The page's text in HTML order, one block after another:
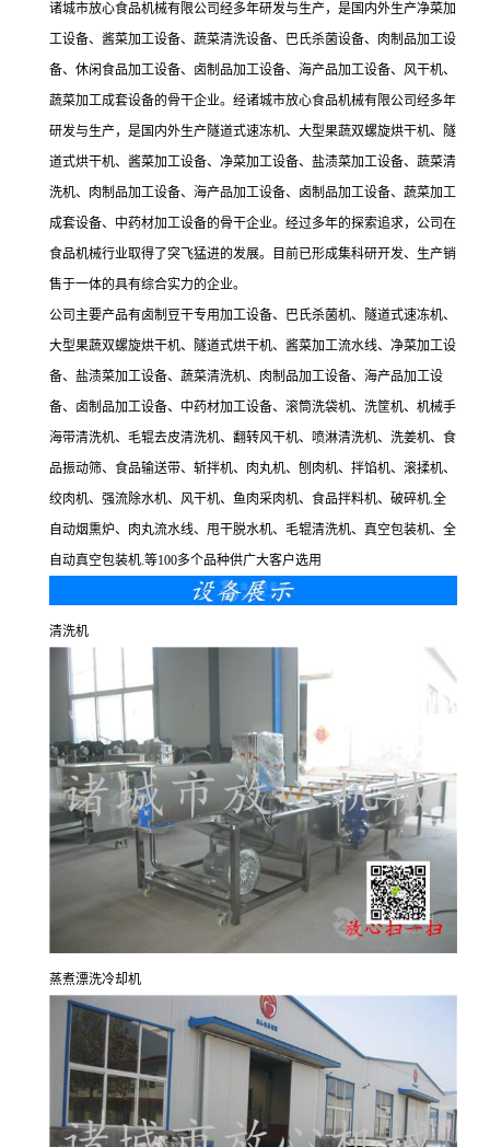
诸城市放心食品机械有限公司经多年研发与生产，是国内外生产净菜加
工设备、酱菜加工设备、蔬菜清洗设备、巴氏杀菌设备、肉制品加工设
备、休闲食品加工设备、卤制品加工设备、海产品加工设备、风干机、
蔬菜加工成套设备的骨干企业。经诸城市放心食品机械有限公司经多年
研发与生产，是国内外生产隧道式速冻机、大型果蔬双螺旋烘干机、隧
道式烘干机、酱菜加工设备、净菜加工设备、盐渍菜加工设备、蔬菜清
洗机、肉制品加工设备、海产品加工设备、卤制品加工设备、蔬菜加工
成套设备、中药材加工设备的骨干企业。经过多年的探索追求，公司在
食品机械行业取得了突飞猛进的发展。目前已形成集科研开发、生产销
售于一体的具有综合实力的企业。
公司主要产品有卤制豆干专用加工设备、巴氏杀菌机、隧道式速冻机、
大型果蔬双螺旋烘干机、隧道式烘干机、酱菜加工流水线、净菜加工设
备、盐渍菜加工设备、蔬菜清洗机、肉制品加工设备、海产品加工设
备、卤制品加工设备、中药材加工设备、滚筒洗袋机、洗筐机、机械手
海带清洗机、毛辊去皮清洗机、翻转风干机、喷淋清洗机、洗姜机、食
品振动筛、食品输送带、斩拌机、肉丸机、刨肉机、拌馅机、滚揉机、
绞肉机、强流除水机、风干机、鱼肉采肉机、食品拌料机、破碎机.全
自动烟熏炉、肉丸流水线、甩干脱水机、毛辊清洗机、真空包装机、全
自动真空包装机.等100多个品种供广大客户选用
清洗机
蒸煮漂洗冷却机